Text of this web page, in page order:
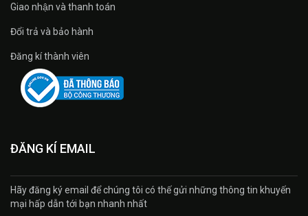
Giao nhận và thanh toán
Đổi trả và bảo hành
Đăng kí thành viên
ĐĂNG KÍ EMAIL
Hãy đăng ký email để chúng tôi có thế gửi những thông tin khuyến
mại hấp dẫn tới bạn nhanh nhất